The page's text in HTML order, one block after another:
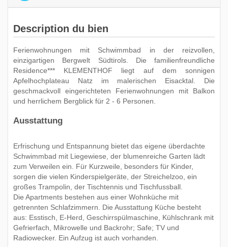
Description du bien
Ferienwohnungen mit Schwimmbad in der reizvollen,
einzigartigen Bergwelt Südtirols. Die familienfreundliche
Residence*** KLEMENTHOF liegt auf dem sonnigen
Apfelhochplateau Natz im malerischen Eisacktal. Die
geschmackvoll eingerichteten Ferienwohnungen mit Balkon
und herrlichem Bergblick für 2 - 6 Personen.
Ausstattung
Erfrischung und Entspannung bietet das eigene überdachte
Schwimmbad mit Liegewiese, der blumenreiche Garten lädt
zum Verweilen ein. Für Kurzweile, besonders für Kinder,
sorgen die vielen Kinderspielgeräte, der Streichelzoo, ein
großes Trampolin, der Tischtennis und Tischfussball.
Die Apartments bestehen aus einer Wohnküche mit
getrennten Schlafzimmern. Die Ausstattung Küche besteht
aus: Esstisch, E-Herd, Geschirrspülmaschine, Kühlschrank mit
Gefrierfach, Mikrowelle und Backrohr; Safe; TV und
Radiowecker. Ein Aufzug ist auch vorhanden.